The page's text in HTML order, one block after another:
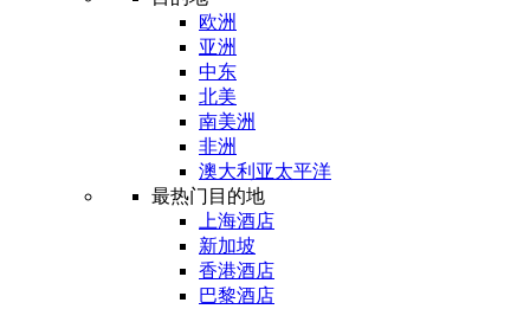
欧洲
亚洲
中东
北美
南美洲
非洲
澳大利亚太平洋
最热门目的地
上海酒店
新加坡
香港酒店
巴黎酒店